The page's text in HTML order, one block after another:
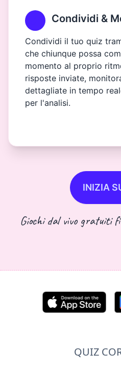
Condividi &
Condividi il tuo quiz
che chiunque possa
momento al proprio
risposte inviate,
dettagliate in tempo
per l'analisi.
INIZIA
Giochi dal vivo gratuiti
QUIZ